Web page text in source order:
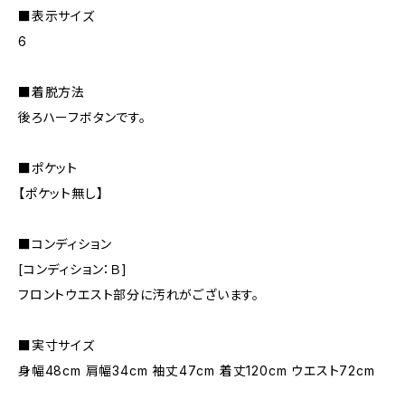
■表示サイズ
6
■着脱方法
後ろハーフボタンです。
■ポケット
【ポケット無し】
■コンディション
[コンディション：Ｂ]
フロントウエスト部分に汚れがございます。
■実寸サイズ
身幅48cm 肩幅34cm 袖丈47cm 着丈120cm ウエスト72cm